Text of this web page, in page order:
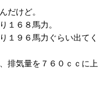
だけど。
１６８馬力。
１９６馬力ぐらい出てく
排気量を７６０ｃｃに上